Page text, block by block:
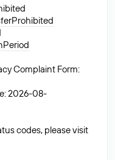
Complaint Form:
2026-08-
codes, please visit